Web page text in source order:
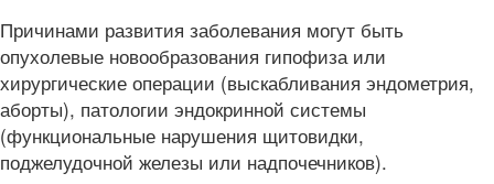
Причинами развития заболевания могут быть
опухолевые новообразования гипофиза или
хирургические операции (выскабливания эндометрия,
аборты), патологии эндокринной системы
(функциональные нарушения щитовидки,
поджелудочной железы или надпочечников).